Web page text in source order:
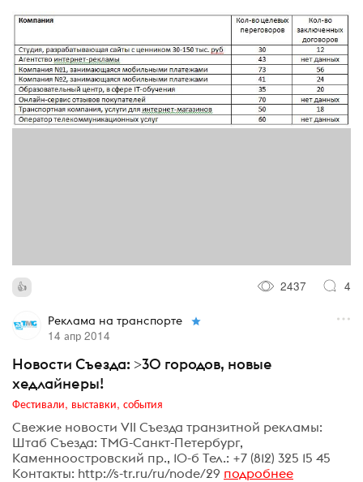
2437 4
Реклама на транспорте
14 апр 2014
Новости Съезда: >30 городов, новые
хедлайнеры!
Фестивали, выставки, события
Свежие новости VII Съезда транзитной рекламы:
Штаб Съезда: TMG-Санкт-Петербург,
Каменноостровский пр., 10-б Тел.: +7 (812) 325 15 45
Контакты: http://s-tr.ru/ru/node/29 подробнее